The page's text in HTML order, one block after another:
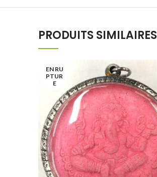
PRODUITS SIMILAIRES
EN RU
PTUR
E